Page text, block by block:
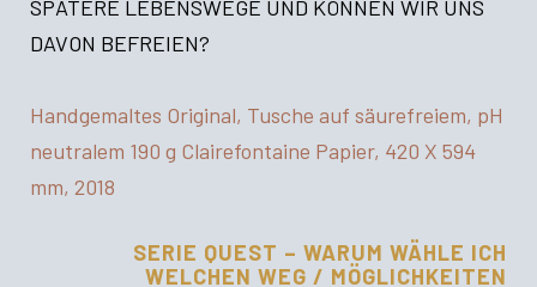
SPÄTERE LEBENSWEGE UND KÖNNEN WIR UNS
DAVON BEFREIEN?
Handgemaltes Original, Tusche auf säurefreiem, pH
neutralem 190 g Clairefontaine Papier, 420 X 594
mm, 2018
SERIE QUEST – WARUM WÄHLE ICH
WELCHEN WEG / MÖGLICHKEITEN